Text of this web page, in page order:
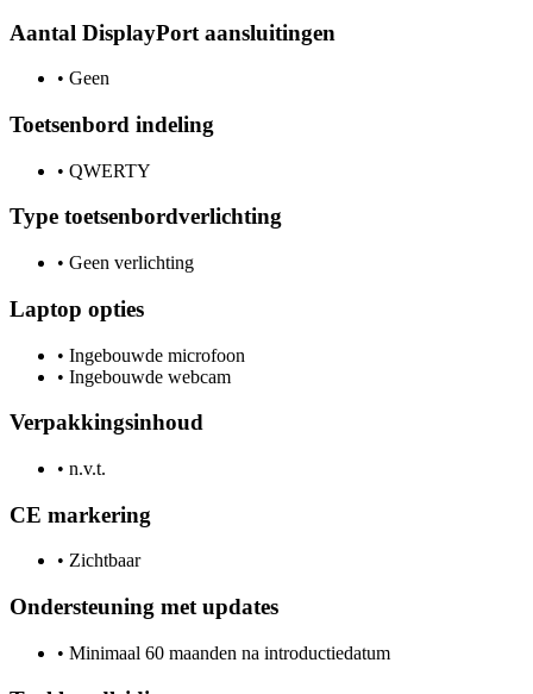
Aantal DisplayPort aansluitingen
• Geen
Toetsenbord indeling
• QWERTY
Type toetsenbordverlichting
• Geen verlichting
Laptop opties
• Ingebouwde microfoon
• Ingebouwde webcam
Verpakkingsinhoud
• n.v.t.
CE markering
• Zichtbaar
Ondersteuning met updates
• Minimaal 60 maanden na introductiedatum